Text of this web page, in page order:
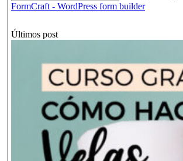
FormCraft - WordPress form builder
Últimos post